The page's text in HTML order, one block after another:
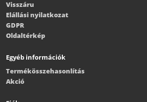
GDPR
Oldaltérkép
Egyéb információk
Akció
Fiók